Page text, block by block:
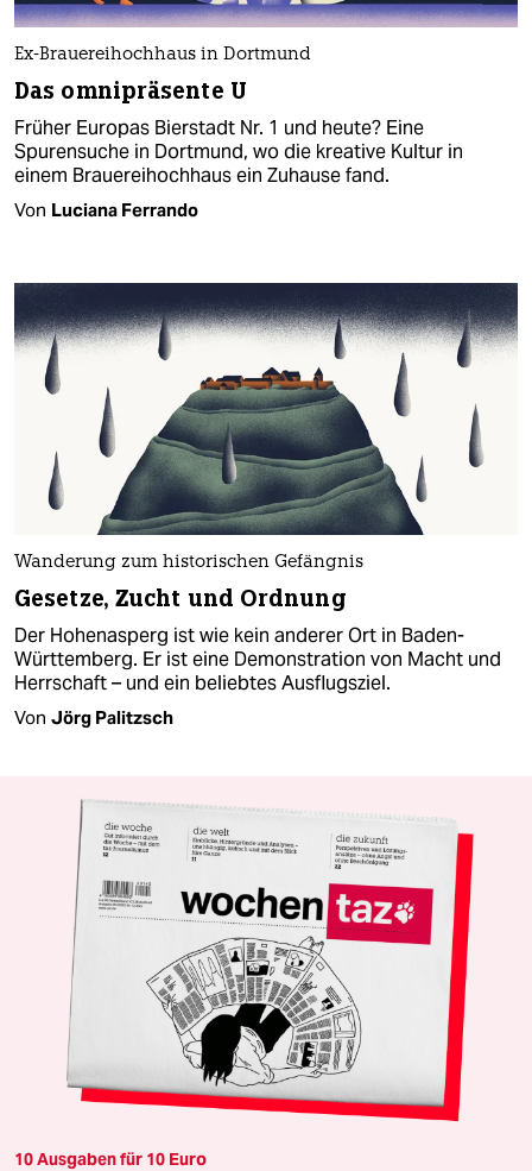
Ex-Brauereihochhaus in Dortmund
Das omnipräsente U
Früher Europas Bierstadt Nr. 1 und heute? Eine
Spurensuche in Dortmund, wo die kreative Kultur in
einem Brauereihochhaus ein Zuhause fand.
Von Luciana Ferrando
Wanderung zum historischen Gefängnis
Gesetze, Zucht und Ordnung
Der Hohenasperg ist wie kein anderer Ort in Baden-
Württemberg. Er ist eine Demonstration von Macht und
Herrschaft – und ein beliebtes Ausflugsziel.
Von Jörg Palitzsch
10 Ausgaben für 10 Euro